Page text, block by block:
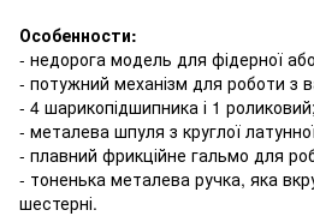
Особенности:
- недорога модель для фідерної або
- потужний механізм для роботи з
- 4 шарикопідшипника і 1 роликовий;
- металева шпуля з круглої
- плавний фрикційне гальмо для
- тоненька металева ручка, яка
шестерні.